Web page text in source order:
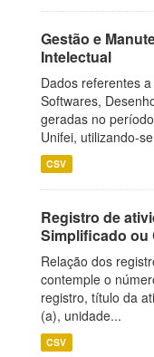
Gestão e
Intelectual
Dados referentes
Softwares,
geradas no
Unifei, utilizando-
CSV
Registro de
Simplificado ou
Relação dos
contemple o
registro, título da
(a), unidade...
CSV